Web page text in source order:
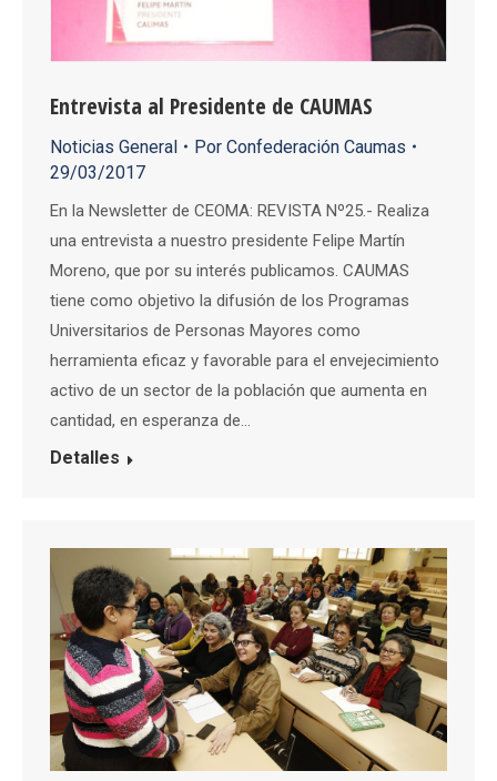
Entrevista al Presidente de CAUMAS
Noticias General Por Confederación Caumas
29/03/2017
En la Newsletter de CEOMA: REVISTA Nº25.- Realiza
una entrevista a nuestro presidente Felipe Martín
Moreno, que por su interés publicamos. CAUMAS
tiene como objetivo la difusión de los Programas
Universitarios de Personas Mayores como
herramienta eficaz y favorable para el envejecimiento
activo de un sector de la población que aumenta en
cantidad, en esperanza de…
Detalles